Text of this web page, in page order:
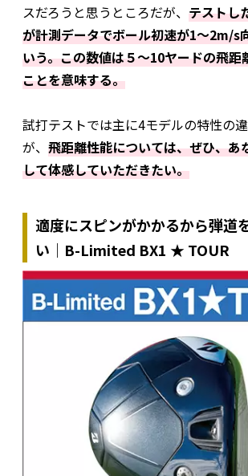
スだろうと思うところだが、 テストし
が計測データでボール初速が1～2‌m/s
いう。この数値は５〜10ヤードの飛距
ことを意味する。
試打テストでは主に4モデルの特性の
が、 飛距離性能については、ぜひ、あ
して体感していただきたい。
適度にスピンがかかるから弾道
い｜B-Limited BX1 ★ TOUR